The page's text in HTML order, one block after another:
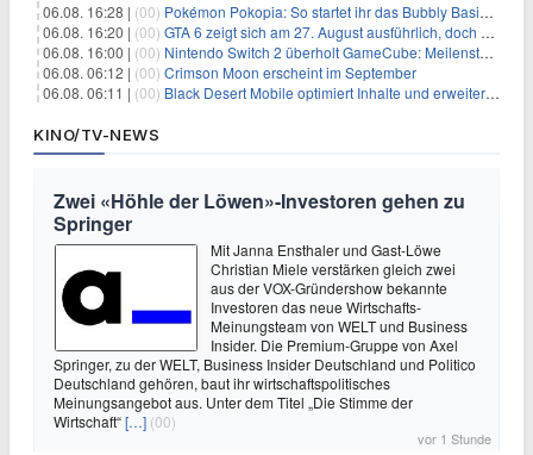
06.08. 16:28 | (00) Pokémon Pokopia: So startet ihr das Bubbly Basin-DLC
06.08. 16:20 | (00) GTA 6 zeigt sich am 27. August ausführlich, doch Netflix bekommt sechs Stunden Vorsprung
06.08. 16:00 | (00) Nintendo Switch 2 überholt GameCube: Meilenstein schon nach kurzer Zeit erreicht
06.08. 06:12 | (00) Crimson Moon erscheint im September
06.08. 06:11 | (00) Black Desert Mobile optimiert Inhalte und erweitert Treasure Access
KINO/TV-NEWS
Zwei «Höhle der Löwen»-Investoren gehen zu
Springer
Mit Janna Ensthaler und Gast-Löwe
Christian Miele verstärken gleich zwei
aus der VOX-Gründershow bekannte
Investoren das neue Wirtschafts-
Meinungsteam von WELT und Business
Insider. Die Premium-Gruppe von Axel
Springer, zu der WELT, Business Insider Deutschland und Politico
Deutschland gehören, baut ihr wirtschaftspolitisches
Meinungsangebot aus. Unter dem Titel „Die Stimme der
Wirtschaft“[…] (00)
vor 1 Stunde